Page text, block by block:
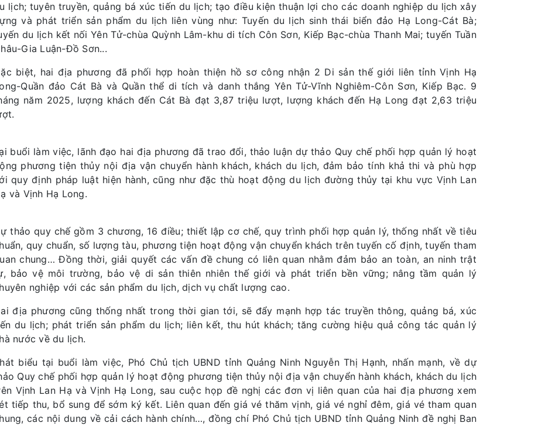
lịch; tuyên truyền, quảng bá xúc tiến du lịch; tạo điều kiện thuận lợi cho các doanh nghiệp du lịch xây
và phát triển sản phẩm du lịch liên vùng như: Tuyến du lịch sinh thái biển đảo Hạ Long-Cát Bà;
du lịch kết nối Yên Tử-chùa Quỳnh Lâm-khu di tích Côn Sơn, Kiếp Bạc-chùa Thanh Mai; tuyến Tuần
Gia Luận-Đồ Sơn...
biệt, hai địa phương đã phối hợp hoàn thiện hồ sơ công nhận 2 Di sản thế giới liên tỉnh Vịnh Hạ
Quần đảo Cát Bà và Quần thể di tích và danh thắng Yên Tử-Vĩnh Nghiêm-Côn Sơn, Kiếp Bạc. 9
năm 2025, lượng khách đến Cát Bà đạt 3,87 triệu lượt, lượng khách đến Hạ Long đạt 2,63 triệu
buổi làm việc, lãnh đạo hai địa phương đã trao đổi, thảo luận dự thảo Quy chế phối hợp quản lý hoạt
phương tiện thủy nội địa vận chuyển hành khách, khách du lịch, đảm bảo tính khả thi và phù hợp
quy định pháp luật hiện hành, cũng như đặc thù hoạt động du lịch đường thủy tại khu vực Vịnh Lan
và Vịnh Hạ Long.
thảo quy chế gồm 3 chương, 16 điều; thiết lập cơ chế, quy trình phối hợp quản lý, thống nhất về tiêu
quy chuẩn, số lượng tàu, phương tiện hoạt động vận chuyển khách trên tuyến cố định, tuyến tham
chung… Đồng thời, giải quyết các vấn đề chung có liên quan nhằm đảm bảo an toàn, an ninh trật
bảo vệ môi trường, bảo vệ di sản thiên nhiên thế giới và phát triển bền vững; nâng tầm quản lý
nghiệp với các sản phẩm du lịch, dịch vụ chất lượng cao.
địa phương cũng thống nhất trong thời gian tới, sẽ đẩy mạnh hợp tác truyền thông, quảng bá, xúc
du lịch; phát triển sản phẩm du lịch; liên kết, thu hút khách; tăng cường hiệu quả công tác quản lý
nước về du lịch.
biểu tại buổi làm việc, Phó Chủ tịch UBND tỉnh Quảng Ninh Nguyễn Thị Hạnh, nhấn mạnh, về dự
Quy chế phối hợp quản lý hoạt động phương tiện thủy nội địa vận chuyển hành khách, khách du lịch
Vịnh Lan Hạ và Vịnh Hạ Long, sau cuộc họp đề nghị các đơn vị liên quan của hai địa phương xem
tiếp thu, bổ sung để sớm ký kết. Liên quan đến giá vé thăm vịnh, giá vé nghỉ đêm, giá vé tham quan
các nội dung về cải cách hành chính…, đồng chí Phó Chủ tịch UBND tỉnh Quảng Ninh đề nghị Ban